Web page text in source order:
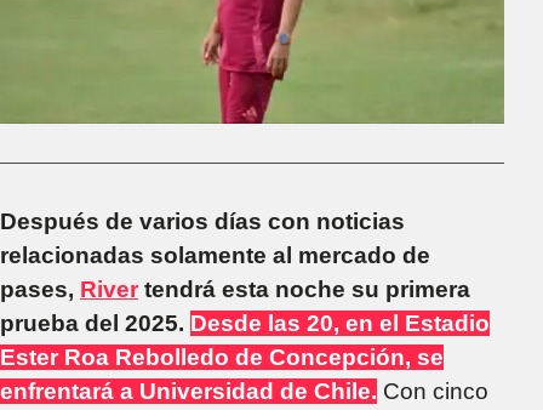
Después de varios días con noticias
relacionadas solamente al mercado de
pases, River tendrá esta noche su primera
prueba del 2025. Desde las 20, en el Estadio
Ester Roa Rebolledo de Concepción, se
enfrentará a Universidad de Chile. Con cinco